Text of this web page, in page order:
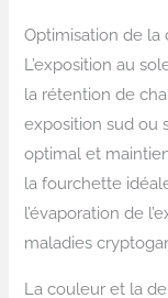
Optimisation de la
L’exposition au
la rétention de
exposition sud ou
optimal et
la fourchette
l’évaporation de
maladies
La couleur et la